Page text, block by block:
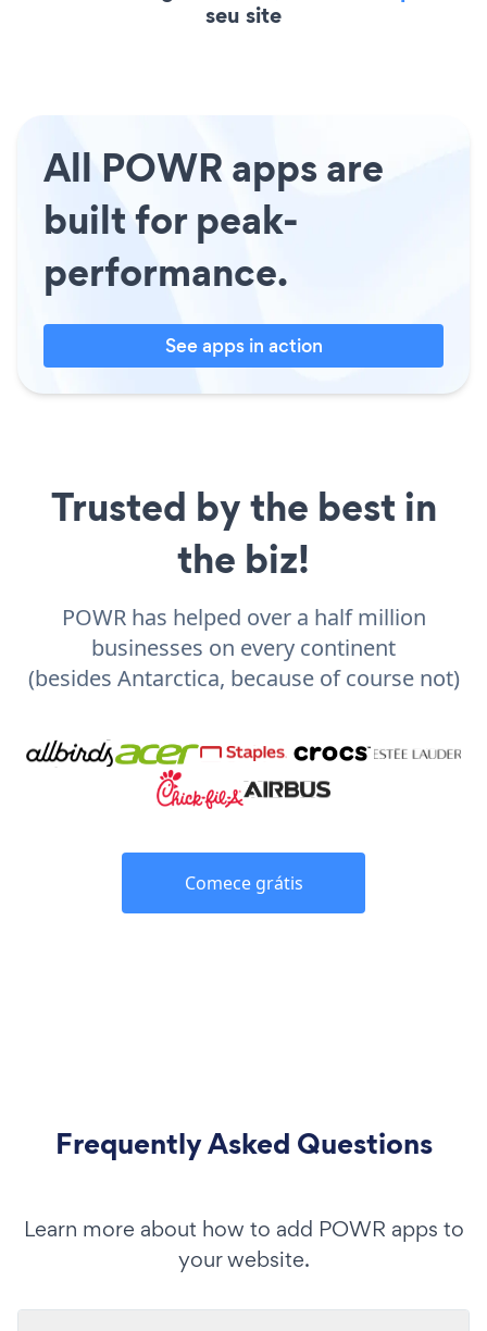
seu site
All POWR apps are
built for peak-
performance.
See apps in action
Trusted by the best in
the biz!
POWR has helped over a half million
businesses on every continent
(besides Antarctica, because of course not)
Comece grátis
Frequently Asked Questions
Learn more about how to add POWR apps to
your website.